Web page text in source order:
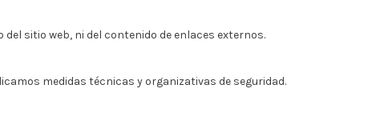
sitio web, ni del contenido de enlaces externos.
medidas técnicas y organizativas de seguridad.